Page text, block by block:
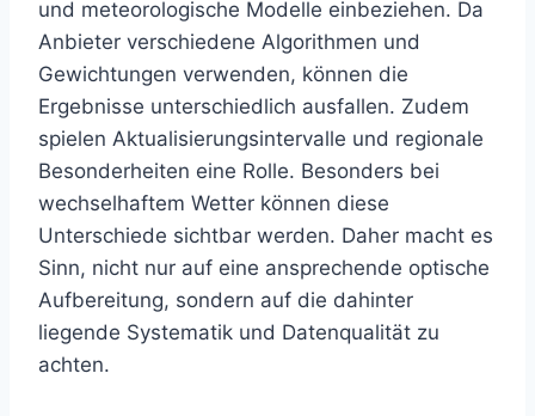
und meteorologische Modelle einbeziehen. Da
Anbieter verschiedene Algorithmen und
Gewichtungen verwenden, können die
Ergebnisse unterschiedlich ausfallen. Zudem
spielen Aktualisierungsintervalle und regionale
Besonderheiten eine Rolle. Besonders bei
wechselhaftem Wetter können diese
Unterschiede sichtbar werden. Daher macht es
Sinn, nicht nur auf eine ansprechende optische
Aufbereitung, sondern auf die dahinter
liegende Systematik und Datenqualität zu
achten.